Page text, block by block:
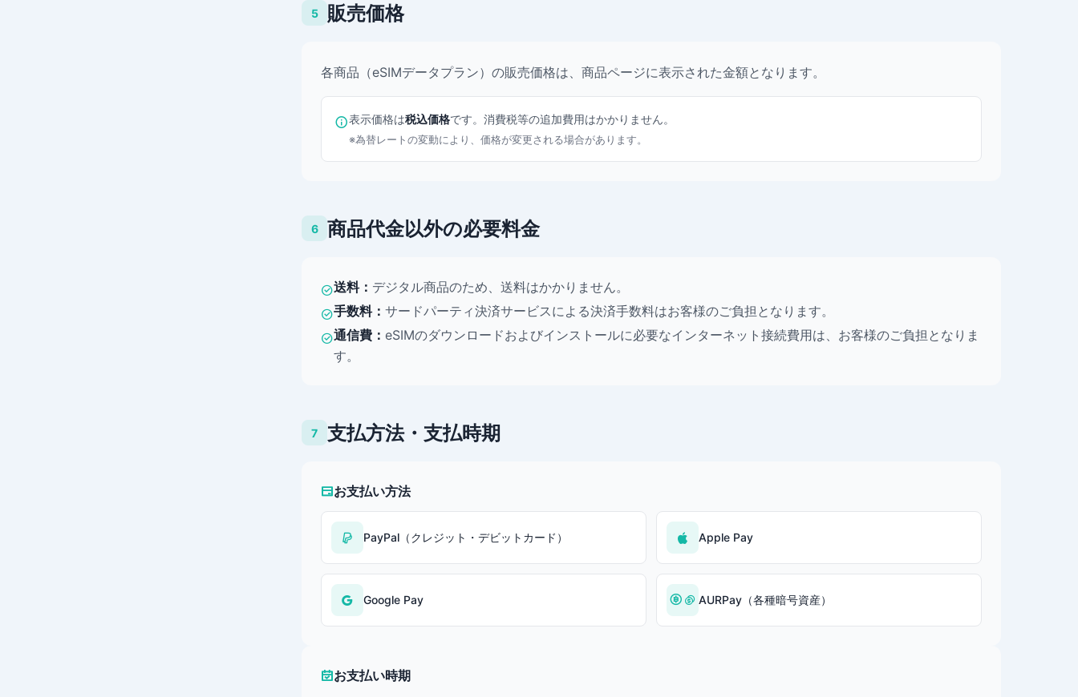
5 販売価格
各商品（eSIMデータプラン）の販売価格は、商品ページに表示された金額となります。
表示価格は税込価格です。消費税等の追加費用はかかりません。
※為替レートの変動により、価格が変更される場合があります。
6 商品代金以外の必要料金
送料： デジタル商品のため、送料はかかりません。
手数料： サードパーティ決済サービスによる決済手数料はお客様のご負担となります。
通信費： eSIMのダウンロードおよびインストールに必要なインターネット接続費用は、お客様のご負担となりま
す。
7 支払方法・支払時期
お支払い方法
PayPal（クレジット・デビットカード） Apple Pay
Google Pay AURPay（各種暗号資産）
お支払い時期